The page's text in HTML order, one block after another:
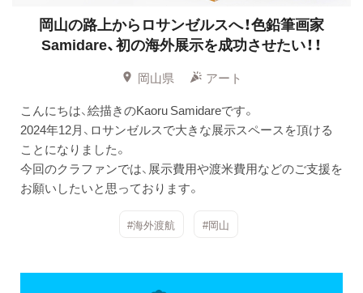
岡山の路上からロサンゼルスへ！色鉛筆画家
Samidare、初の海外展示を成功させたい！！
岡山県
アート
こんにちは、絵描きのKaoru Samidareです。
2024年12月、ロサンゼルスで大きな展示スペースを頂ける
ことになりました。
今回のクラファンでは、展示費用や渡米費用などのご支援を
お願いしたいと思っております。
#海外渡航 #岡山